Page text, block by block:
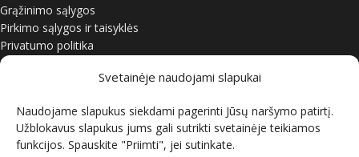
Svetainėje naudojami slapukai
Naudojame slapukus siekdami pagerinti Jūsų naršymo patirtį.
Užblokavus slapukus jums gali sutrikti svetainėje teikiamos
funkcijos. Spauskite "Priimti", jei sutinkate.
Grąžinimo sąlygos
Pirkimo sąlygos ir taisyklės
Privatumo politika
ORO KONDICIONIERIAI
Daikin kondicionieriai
Panasonic kondicionieriai
Midea kondicionieriai